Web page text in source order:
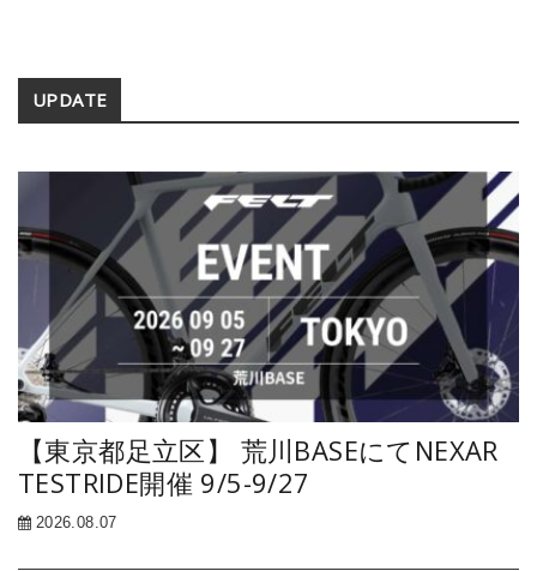
Secondary
UPDATE
【東京都足立区】 荒川BASEにてNEXAR
TESTRIDE開催 9/5-9/27
2026.08.07